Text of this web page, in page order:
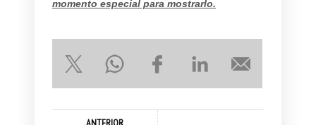
momento especial para mostrarlo.